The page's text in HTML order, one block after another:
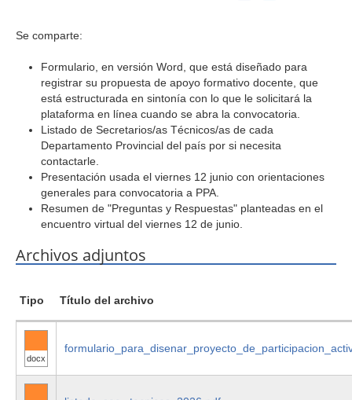
Se comparte:
Formulario, en versión Word, que está diseñado para
registrar su propuesta de apoyo formativo docente, que
está estructurada en sintonía con lo que le solicitará la
plataforma en línea cuando se abra la convocatoria.
Listado de Secretarios/as Técnicos/as de cada
Departamento Provincial del país por si necesita
contactarle.
Presentación usada el viernes 12 junio con orientaciones
generales para convocatoria a PPA.
Resumen de "Preguntas y Respuestas" planteadas en el
encuentro virtual del viernes 12 de junio.
Archivos adjuntos
Tipo Título del archivo
docx